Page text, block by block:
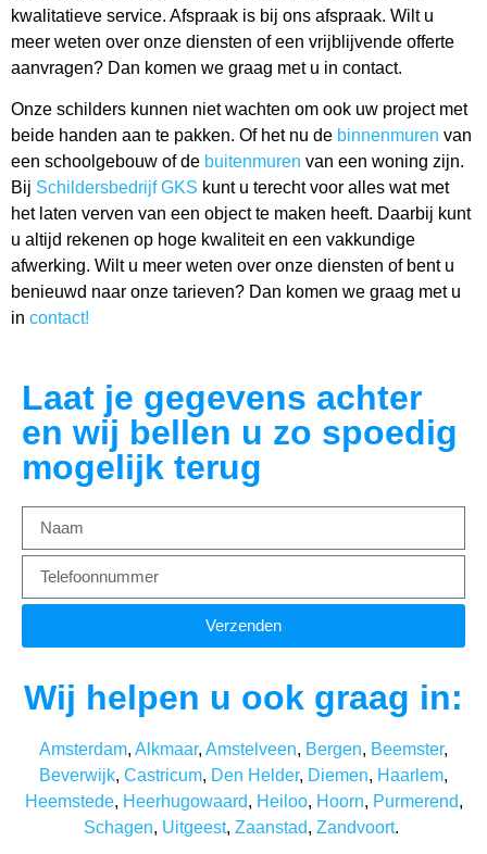
kwalitatieve service. Afspraak is bij ons afspraak. Wilt u
meer weten over onze diensten of een vrijblijvende offerte
aanvragen? Dan komen we graag met u in contact.
Onze schilders kunnen niet wachten om ook uw project met
beide handen aan te pakken. Of het nu de binnenmuren van
een schoolgebouw of de buitenmuren van een woning zijn.
Bij Schildersbedrijf GKS kunt u terecht voor alles wat met
het laten verven van een object te maken heeft. Daarbij kunt
u altijd rekenen op hoge kwaliteit en een vakkundige
afwerking. Wilt u meer weten over onze diensten of bent u
benieuwd naar onze tarieven? Dan komen we graag met u
in contact!
Laat je gegevens achter
en wij bellen u zo spoedig
mogelijk terug
Verzenden
Wij helpen u ook graag in:
Amsterdam, Alkmaar, Amstelveen, Bergen, Beemster,
Beverwijk, Castricum, Den Helder, Diemen, Haarlem,
Heemstede, Heerhugowaard, Heiloo, Hoorn, Purmerend,
Schagen, Uitgeest, Zaanstad, Zandvoort.